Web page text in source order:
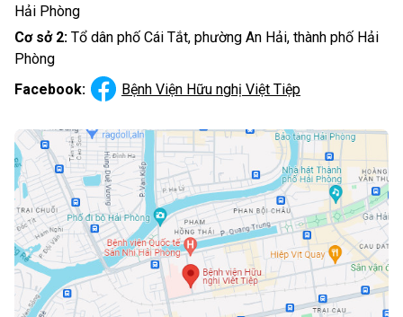
Hải Phòng
Cơ sở 2: Tổ dân phố Cái Tắt, phường An Hải, thành phố Hải
Phòng
Facebook:
Bệnh Viện Hữu nghị Việt Tiệp